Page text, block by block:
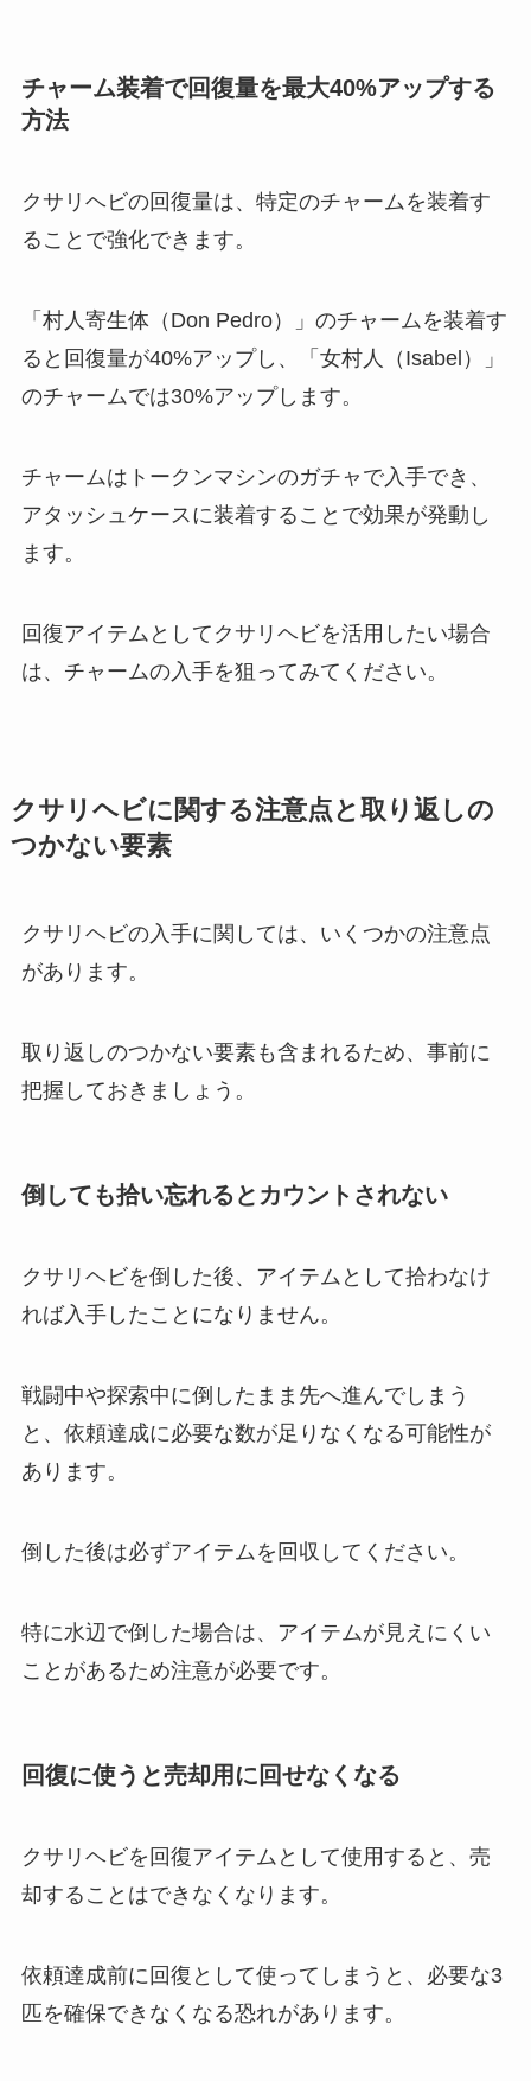
チャーム装着で回復量を最大40%アップする
方法
クサリヘビの回復量は、特定のチャームを装着す
ることで強化できます。
「村人寄生体（Don Pedro）」のチャームを装着す
ると回復量が40%アップし、「女村人（Isabel）」
のチャームでは30%アップします。
チャームはトークンマシンのガチャで入手でき、
アタッシュケースに装着することで効果が発動し
ます。
回復アイテムとしてクサリヘビを活用したい場合
は、チャームの入手を狙ってみてください。
クサリヘビに関する注意点と取り返しの
つかない要素
クサリヘビの入手に関しては、いくつかの注意点
があります。
取り返しのつかない要素も含まれるため、事前に
把握しておきましょう。
倒しても拾い忘れるとカウントされない
クサリヘビを倒した後、アイテムとして拾わなけ
れば入手したことになりません。
戦闘中や探索中に倒したまま先へ進んでしまう
と、依頼達成に必要な数が足りなくなる可能性が
あります。
倒した後は必ずアイテムを回収してください。
特に水辺で倒した場合は、アイテムが見えにくい
ことがあるため注意が必要です。
回復に使うと売却用に回せなくなる
クサリヘビを回復アイテムとして使用すると、売
却することはできなくなります。
依頼達成前に回復として使ってしまうと、必要な3
匹を確保できなくなる恐れがあります。